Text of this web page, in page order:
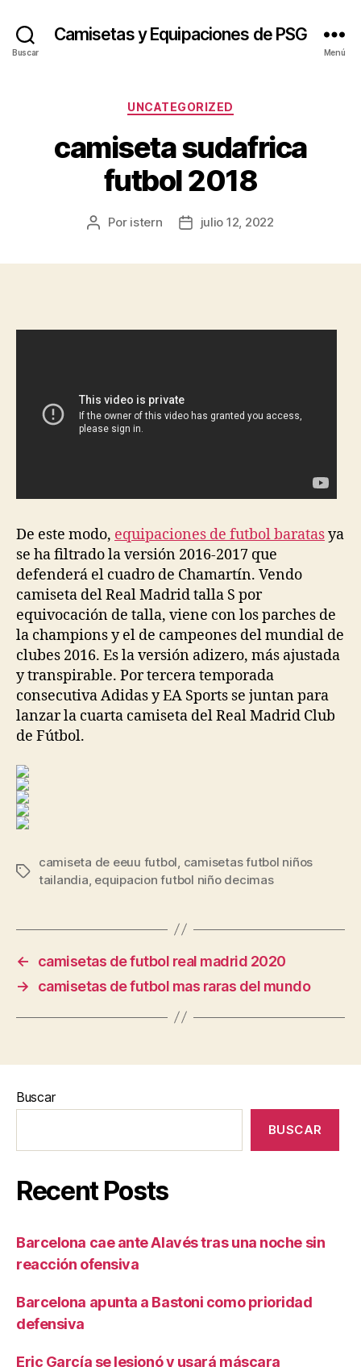
Buscar
Camisetas y Equipaciones de PSG
Menú
Categorías
UNCATEGORIZED
camiseta sudafrica
futbol 2018
Autor
Por istern
Fechajulio 12, 2022
De este modo, equipaciones de futbol baratasya
se ha filtrado la versión 2016-2017 que
defenderá el cuadro de Chamartín. Vendo
camiseta del Real Madrid talla S por
equivocación de talla, viene con los parches de
la champions y el de campeones del mundial de
clubes 2016. Es la versión adizero, más ajustada
y transpirable. Por tercera temporada
consecutiva Adidas y EA Sports se juntan para
lanzar la cuarta camiseta del Real Madrid Club
de Fútbol.
Etiquetas
camiseta de eeuu futbol camisetas futbol niños
tailandia equipacion futbol niño decimas
←
camisetas de futbol real madrid 2020
→
camisetas de futbol mas raras del mundo
Buscar
BUSCAR
Recent Posts
Barcelona cae ante Alavés tras una noche sin
reacción ofensiva
Barcelona apunta a Bastoni como prioridad
defensiva
Eric García se lesionó y usará máscara